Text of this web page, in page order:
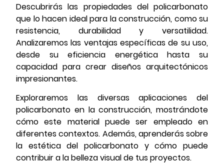
Descubrirás las propiedades del policarbonato
que lo hacen ideal para la construcción, como su
resistencia, durabilidad y versatilidad.
Analizaremos las ventajas específicas de su uso,
desde su eficiencia energética hasta su
capacidad para crear diseños arquitectónicos
impresionantes.
Exploraremos las diversas aplicaciones del
policarbonato en la construcción, mostrándote
cómo este material puede ser empleado en
diferentes contextos. Además, aprenderás sobre
la estética del policarbonato y cómo puede
contribuir a la belleza visual de tus proyectos.